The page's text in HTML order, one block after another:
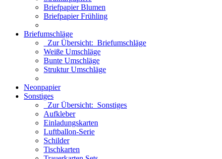
Briefpapier Blumen
Briefpapier Frühling
Briefumschläge
Zur Übersicht: Briefumschläge
Weiße Umschläge
Bunte Umschläge
Struktur Umschläge
Neonpapier
Sonstiges
Zur Übersicht: Sonstiges
Aufkleber
Einladungskarten
Luftballon-Serie
Schilder
Tischkarten